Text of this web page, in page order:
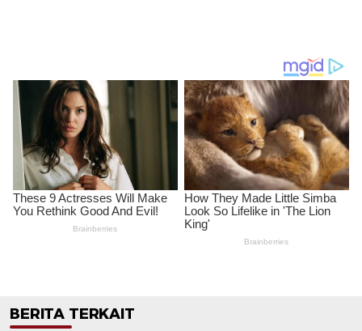
BERITA TERKAIT